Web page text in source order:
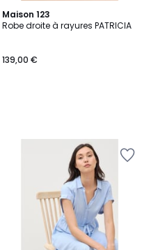
Maison 123
Robe droite à rayures PATRICIA
139,00 €